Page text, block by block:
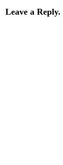
Leave a Reply.